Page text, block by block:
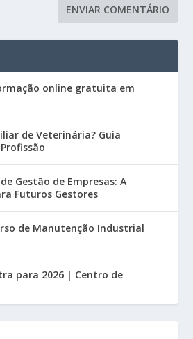
online gratuita em
de Veterinária? Guia
Gestão de Empresas: A
Futuros Gestores
de Manutenção Industrial
para 2026 | Centro de